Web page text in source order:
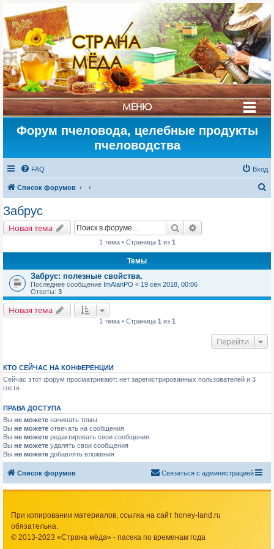
СТРАНА
МЁДА
МЕНЮ
Форум пчеловода, целебные продукты
пчеловодства
FAQ Вход
Список форумов
Забрус
Новая тема Поиск
1 тема • Страница 1 из 1
Темы
Забрус: полезные свойства.
Последнее сообщение ImAlanPO « 19 сен 2018, 00:06
Ответы: 3
Новая тема
1 тема • Страница 1 из 1
Перейти
КТО СЕЙЧАС НА КОНФЕРЕНЦИИ
Сейчас этот форум просматривают: нет зарегистрированных пользователей и 3
гостя
ПРАВА ДОСТУПА
Вы не можете начинать темы
Вы не можете отвечать на сообщения
Вы не можете редактировать свои сообщения
Вы не можете удалять свои сообщения
Вы не можете добавлять вложения
Список форумов Связаться с администрацией
При копировании материалов, ссылка на сайт honey-land.ru
обязательна.
© 2013-2023 «Страна мёда» - пасека по временам года